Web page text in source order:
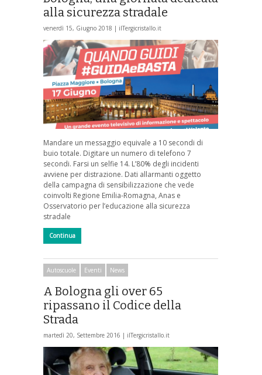
alla sicurezza stradale
venerdì 15, Giugno 2018 | ilTergicristallo.it
Mandare un messaggio equivale a 10 secondi di
buio totale. Digitare un numero di telefono 7
secondi. Farsi un selfie 14. L’80% degli incidenti
avviene per distrazione. Dati allarmanti oggetto
della campagna di sensibilizzazione che vede
coinvolti Regione Emilia-Romagna, Anas e
Osservatorio per l’educazione alla sicurezza
stradale
Continua
Autoscuole Eventi News
A Bologna gli over 65
ripassano il Codice della
Strada
martedì 20, Settembre 2016 | ilTergicristallo.it